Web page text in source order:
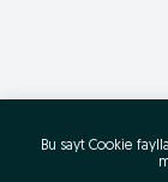
Bu sayt Cookie